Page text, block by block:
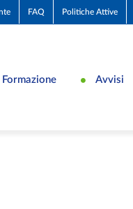
FAQ Politiche Attive
Avvisi